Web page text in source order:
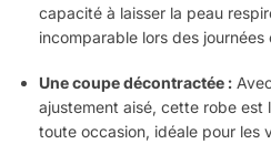
capacité à laisser la peau
incomparable lors des journées
Une coupe décontractée :
ajustement aisé, cette robe est
toute occasion, idéale pour les